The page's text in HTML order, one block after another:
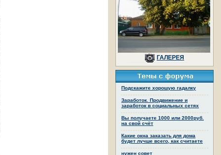
ГАЛЕРЕЯ
Подскажите хорошую гадалку
Заработок. Продвижение и
заработок в социальных сетях
Вы получаете 1000 или 2000руб.
на свой счёт
Какие окна заказать для дома
будет лучше всего, как считаете
нужен совет